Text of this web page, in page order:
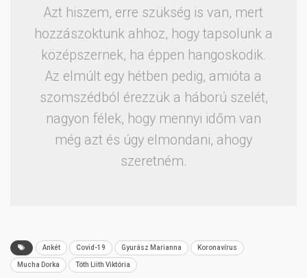
Azt hiszem, erre szükség is van, mert
hozzászoktunk ahhoz, hogy tapsolunk a
középszernek, ha éppen hangoskodik.
Az elmúlt egy hétben pedig, amióta a
szomszédból érezzük a háború szelét,
nagyon félek, hogy mennyi időm van
még azt és úgy elmondani, ahogy
szeretném.
Ankét Covid-19 Gyurász Marianna Koronavírus
Mucha Dorka Tóth Liith Viktória